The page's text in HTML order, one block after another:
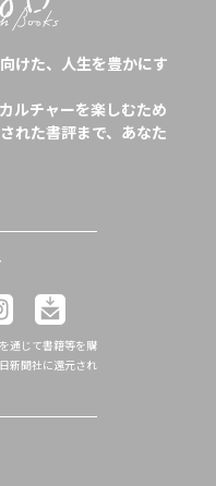
けた、人生を豊かにす
ルチャーを楽しむため
れた書評まで、あなた
通じて書籍等を購
新聞社に還元され